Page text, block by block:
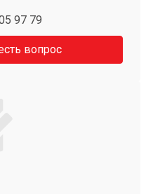
97 79
вопрос